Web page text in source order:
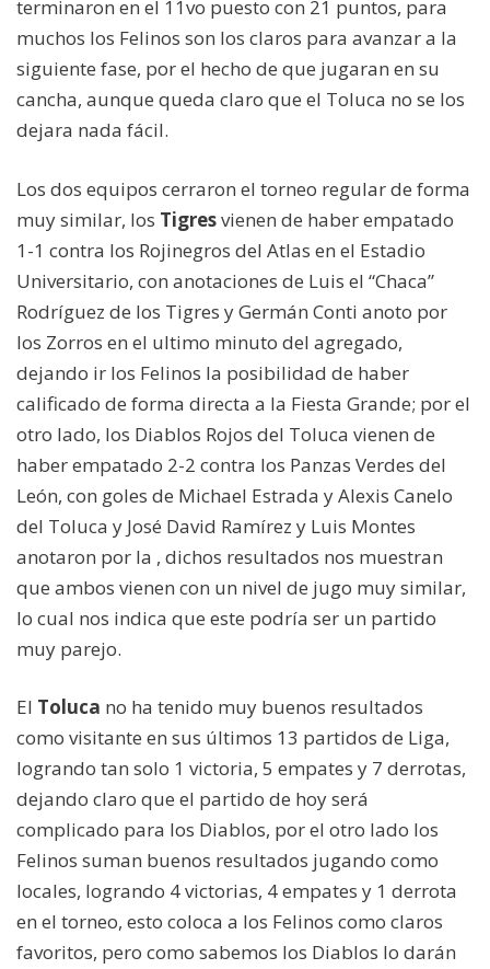
terminaron en el 11vo puesto con 21 puntos, para
muchos los Felinos son los claros para avanzar a la
siguiente fase, por el hecho de que jugaran en su
cancha, aunque queda claro que el Toluca no se los
dejara nada fácil.
Los dos equipos cerraron el torneo regular de forma
muy similar, los Tigresvienen de haber empatado
1-1 contra los Rojinegros del Atlas en el Estadio
Universitario, con anotaciones de Luis el “Chaca”
Rodríguez de los Tigres y Germán Conti anoto por
los Zorros en el ultimo minuto del agregado,
dejando ir los Felinos la posibilidad de haber
calificado de forma directa a la Fiesta Grande; por el
otro lado, los Diablos Rojos del Toluca vienen de
haber empatado 2-2 contra los Panzas Verdes del
León, con goles de Michael Estrada y Alexis Canelo
del Toluca y José David Ramírez y Luis Montes
anotaron por la , dichos resultados nos muestran
que ambos vienen con un nivel de jugo muy similar,
lo cual nos indica que este podría ser un partido
muy parejo.
El Toluca no ha tenido muy buenos resultados
como visitante en sus últimos 13 partidos de Liga,
logrando tan solo 1 victoria, 5 empates y 7 derrotas,
dejando claro que el partido de hoy será
complicado para los Diablos, por el otro lado los
Felinos suman buenos resultados jugando como
locales, logrando 4 victorias, 4 empates y 1 derrota
en el torneo, esto coloca a los Felinos como claros
favoritos, pero como sabemos los Diablos lo darán